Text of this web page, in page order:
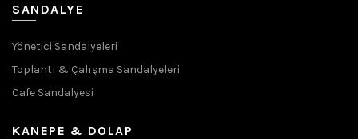
SANDALYE
Yönetici Sandalyeleri
Toplantı & Çalışma Sandalyeleri
Cafe Sandalyesi
KANEPE & DOLAP